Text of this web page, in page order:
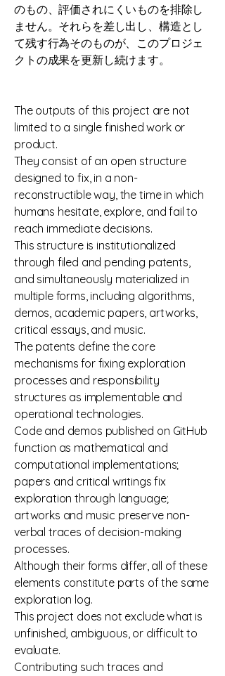
のもの、評価されにくいものを排除し
ません。それらを差し出し、構造とし
て残す行為そのものが、このプロジェ
クトの成果を更新し続けます。
The outputs of this project are not
limited to a single finished work or
product.
They consist of an open structure
designed to fix, in a non-
reconstructible way, the time in which
humans hesitate, explore, and fail to
reach immediate decisions.
This structure is institutionalized
through filed and pending patents,
and simultaneously materialized in
multiple forms, including algorithms,
demos, academic papers, artworks,
critical essays, and music.
The patents define the core
mechanisms for fixing exploration
processes and responsibility
structures as implementable and
operational technologies.
Code and demos published on GitHub
function as mathematical and
computational implementations;
papers and critical writings fix
exploration through language;
artworks and music preserve non-
verbal traces of decision-making
processes.
Although their forms differ, all of these
elements constitute parts of the same
exploration log.
This project does not exclude what is
unfinished, ambiguous, or difficult to
evaluate.
Contributing such traces and